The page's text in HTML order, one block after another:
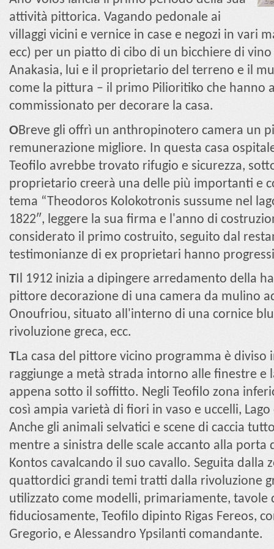
attività pittorica. Vagando pedonale ai
villaggi vicini e vernice in case e negozi in vari
ecc) per un piatto di cibo di un bicchiere di
Anakasia, lui e il proprietario del terreno e il
come la pittura – il primo Pilioritiko che hanno
commissionato per decorare la casa.
ΟBreve gli offrì un anthropinotero camera un
remunerazione migliore. In questa casa
Teofilo avrebbe trovato rifugio e sicurezza,
proprietario creerà una delle più importanti e
tema “Theodoros Kolokotronis sussume nel
1822″, leggere la sua firma e l'anno di
considerato il primo costruito, seguito dal
testimonianze di ex proprietari hanno
T Il 1912 inizia a dipingere arredamento della
pittore decorazione di una camera da mulino
Onoufriou, situato all'interno di una cornice
rivoluzione greca, ecc.
TLa casa del pittore vicino programma è
raggiunge a metà strada intorno alle finestre e
appena sotto il soffitto. Negli Teofilo zona
così ampia varietà di fiori in vaso e uccelli,
Anche gli animali selvatici e scene di caccia
mentre a sinistra delle scale accanto alla porta
Kontos cavalcando il suo cavallo. Seguita dalla
quattordici grandi temi tratti dalla rivoluzione
utilizzato come modelli, primariamente, tavole
fiduciosamente, Teofilo dipinto Rigas Fereos,
Gregorio, e Alessandro Ypsilanti comandante.